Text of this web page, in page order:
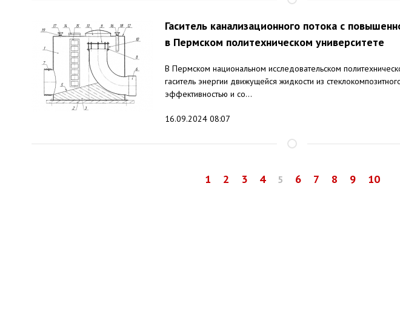
Гаситель канализационного потока с
в Пермском политехническом университете
В Пермском национальном исследовательском
гаситель энергии движущейся жидкости из
эффективностью и со...
16.09.2024 08:07
1 2 3 4 5 6 7 8 9 10